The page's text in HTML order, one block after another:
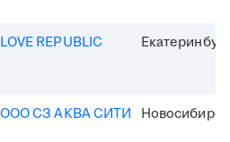
LOVE REPUBLIC
ООО СЗ АКВА СИТИ Новосибирск